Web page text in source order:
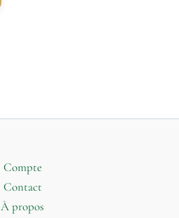
Compte
Contact
À propos